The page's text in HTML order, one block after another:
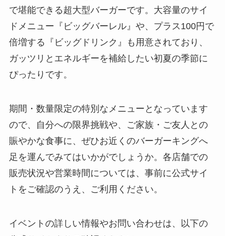
で堪能できる超大型バーガーです。大容量のサイ
ドメニュー『ビッグバーレル』や、プラス100円で
倍増する『ビッグドリンク』も用意されており、
ガッツリとエネルギーを補給したい初夏の季節に
ぴったりです。
期間・数量限定の特別なメニューとなっています
ので、自分への限界挑戦や、ご家族・ご友人との
賑やかな食事に、ぜひお近くのバーガーキングへ
足を運んでみてはいかがでしょうか。各店舗での
販売状況や営業時間については、事前に公式サイ
トをご確認のうえ、ご利用ください。
イベントの詳しい情報やお問い合わせは、以下の